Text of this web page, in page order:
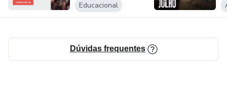
Educacional
Dúvidas frequentes